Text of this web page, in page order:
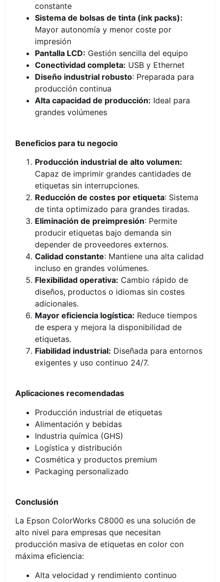
constante
Sistema de bolsas de tinta (ink packs):
Mayor autonomía y menor coste por
impresión
Pantalla LCD: Gestión sencilla del equipo
Conectividad completa: USB y Ethernet
Diseño industrial robusto: Preparada para
producción continua
Alta capacidad de producción: Ideal para
grandes volúmenes
Beneficios para tu negocio
Producción industrial de alto volumen:
Capaz de imprimir grandes cantidades de
etiquetas sin interrupciones.
Reducción de costes por etiqueta: Sistema
de tinta optimizado para grandes tiradas.
Eliminación de preimpresión: Permite
producir etiquetas bajo demanda sin
depender de proveedores externos.
Calidad constante: Mantiene una alta calidad
incluso en grandes volúmenes.
Flexibilidad operativa: Cambio rápido de
diseños, productos o idiomas sin costes
adicionales.
Mayor eficiencia logística: Reduce tiempos
de espera y mejora la disponibilidad de
etiquetas.
Fiabilidad industrial: Diseñada para entornos
exigentes y uso continuo 24/7.
Aplicaciones recomendadas
Producción industrial de etiquetas
Alimentación y bebidas
Industria química (GHS)
Logística y distribución
Cosmética y productos premium
Packaging personalizado
Conclusión
La Epson ColorWorks C8000 es una solución de
alto nivel para empresas que necesitan
producción masiva de etiquetas en color con
máxima eficiencia:
Alta velocidad y rendimiento continuo